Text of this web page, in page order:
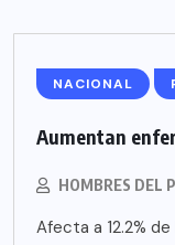
NACIONAL
Aumentan
HOMBRES DEL
Afecta a 12.2%